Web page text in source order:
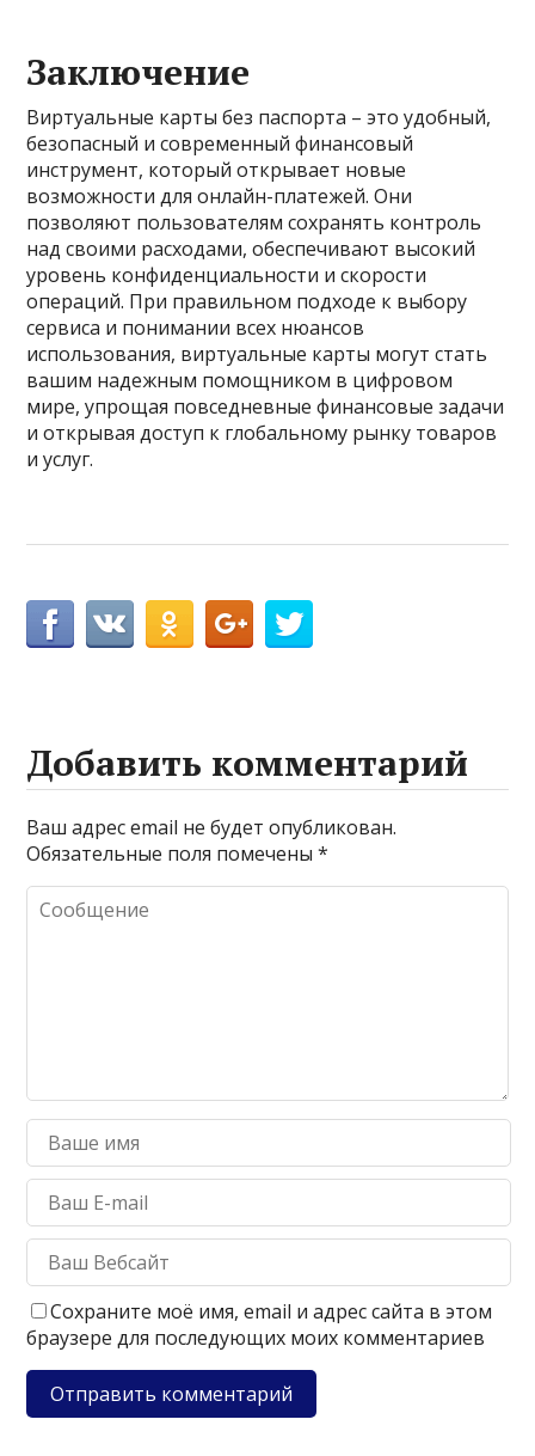
Заключение
Виртуальные карты без паспорта – это удобный,
безопасный и современный финансовый
инструмент, который открывает новые
возможности для онлайн-платежей. Они
позволяют пользователям сохранять контроль
над своими расходами, обеспечивают высокий
уровень конфиденциальности и скорости
операций. При правильном подходе к выбору
сервиса и понимании всех нюансов
использования, виртуальные карты могут стать
вашим надежным помощником в цифровом
мире, упрощая повседневные финансовые задачи
и открывая доступ к глобальному рынку товаров
и услуг.
Добавить комментарий
Ваш адрес email не будет опубликован.
Обязательные поля помечены*
Сохраните моё имя, email и адрес сайта в этом
браузере для последующих моих комментариев